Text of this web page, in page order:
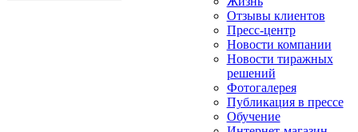
Отзывы клиентов
Пресс-центр
Новости компании
Новости тиражных
решений
Фотогалерея
Публикация в прессе
Обучение